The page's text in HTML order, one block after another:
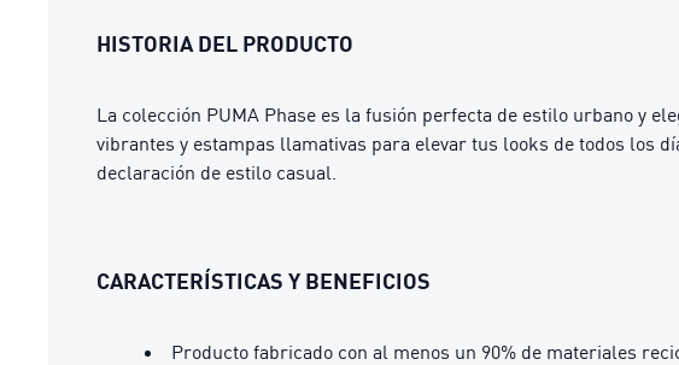
HISTORIA DEL PRODUCTO
La colección PUMA Phase es la fusión perfecta de estilo urbano y
vibrantes y estampas llamativas para elevar tus looks de todos los
declaración de estilo casual.
CARACTERÍSTICAS Y BENEFICIOS
Producto fabricado con al menos un 90% de materiales